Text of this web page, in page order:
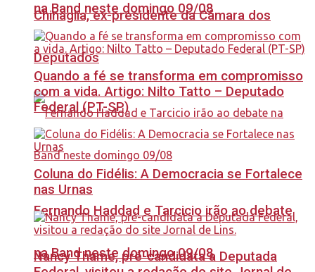
Chinaglia, ex-presidente da Câmara dos
Deputados
Fernando Haddad e Tarcicio irão ao debate
na Band neste domingo 09/08
na Band neste domingo 09/08
Quando a fé se transforma em compromisso
com a vida. Artigo: Nilto Tatto – Deputado
Federal (PT-SP)
Coluna do Fidélis: A Democracia se Fortalece
nas Urnas
Nancy Thame, pré-candidata a Deputada